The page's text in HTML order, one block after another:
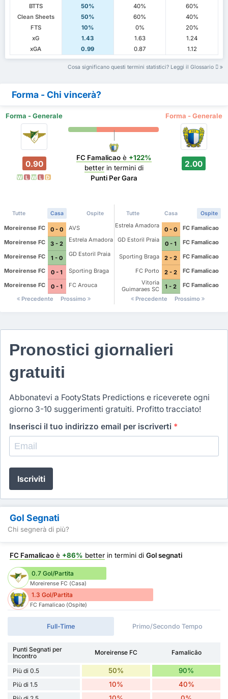
BTTS
50% 40%
60%
Clean Sheets
50% 60%
40%
FTS
10% 0%
20%
xG
1.43 1.63
1.24
xGA
0.99 0.87 1.12
Cosa significano questi termini statistici? Leggi il Glossario
Forma - Chi vincerà?
Forma - Generale Forma - Generale
0.90
W L W L D
FC Famalicaoè +122%
betterin termini di
Punti Per Gara
2.00
Tutte Casa Ospite
Moreirense FC 0 - 0
AVS
Moreirense FC
3 - 2
Estrela Amadora
Moreirense FC 1 - 0
GD Estoril Praia
Moreirense FC 0 - 1
Sporting Braga
Moreirense FC
0 - 1
FC Arouca
Precedente
Prossimo
Tutte Casa Ospite
Estrela Amadora
0 - 0
FC Famalicao
GD Estoril Praia
0 - 1
FC Famalicao
Sporting Braga
2 - 2
FC Famalicao
FC Porto
2 - 2
FC Famalicao
Vitoria
Guimaraes SC
1 - 2
FC Famalicao
Precedente
Prossimo
Pronostici giornalieri
gratuiti
Abbonatevi a FootyStats Predictions e riceverete ogni
giorno 3-10 suggerimenti gratuiti. Profitto tracciato!
Inserisci il tuo indirizzo email per iscriverti *
Iscriviti
Gol Segnati
Chi segnerà di più?
FC Famalicao è +86% better in termini di Gol segnati
0.7 Gol/Partita
Moreirense FC (Casa)
1.3 Gol/Partita
FC Famalicao (Ospite)
Full-Time Primo/Secondo Tempo
Punti Segnati per
Incontro
Moreirense FC Famalicão
Più di 0.5 50% 90%
Più di 1.5 10% 40%